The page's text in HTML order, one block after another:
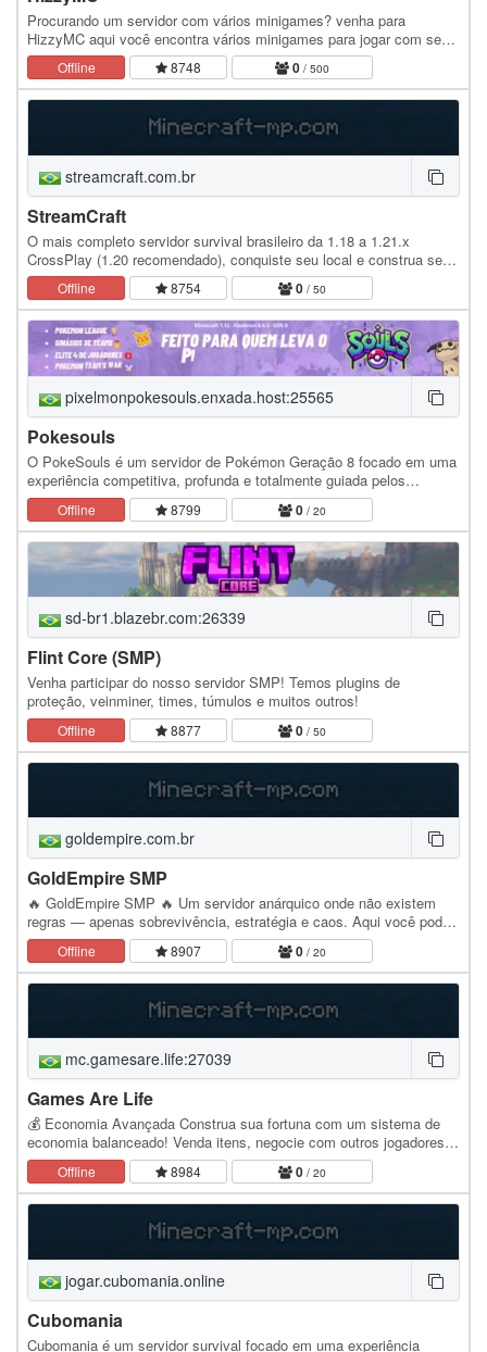
Procurando um servidor com vários minigames? venha para
HizzyMC aqui você encontra vários minigames para jogar com seus
amigos. Modos de jogos já disponível; • SkyWars •…
Offline 8748 0 / 500
streamcraft.com.br
StreamCraft
O mais completo servidor survival brasileiro da 1.18 a 1.21.x
CrossPlay (1.20 recomendado), conquiste seu local e construa seu
clã, faça novas armaduras, armas e…
Offline 8754 0 / 50
pixelmonpokesouls.enxada.host:25565
Pokesouls
O PokeSouls é um servidor de Pokémon Geração 8 focado em uma
experiência competitiva, profunda e totalmente guiada pelos
jogadores. Aqui, cada decisão importa e o…
Offline 8799 0 / 20
sd-br1.blazebr.com:26339
Flint Core (SMP)
Venha participar do nosso servidor SMP! Temos plugins de
proteção, veinminer, times, túmulos e muitos outros!
Offline 8877 0 / 50
goldempire.com.br
GoldEmpire SMP
🔥 GoldEmpire SMP 🔥 Um servidor anárquico onde não existem
regras — apenas sobrevivência, estratégia e caos. Aqui você pode
construir, destruir, formar alianças ou trair…
Offline 8907 0 / 20
mc.gamesare.life:27039
Games Are Life
💰 Economia Avançada Construa sua fortuna com um sistema de
economia balanceado! Venda itens, negocie com outros jogadores e
evolua até se tornar um dos mais ricos do…
Offline 8984 0 / 20
jogar.cubomania.online
Cubomania
Cubomania é um servidor survival focado em uma experiência